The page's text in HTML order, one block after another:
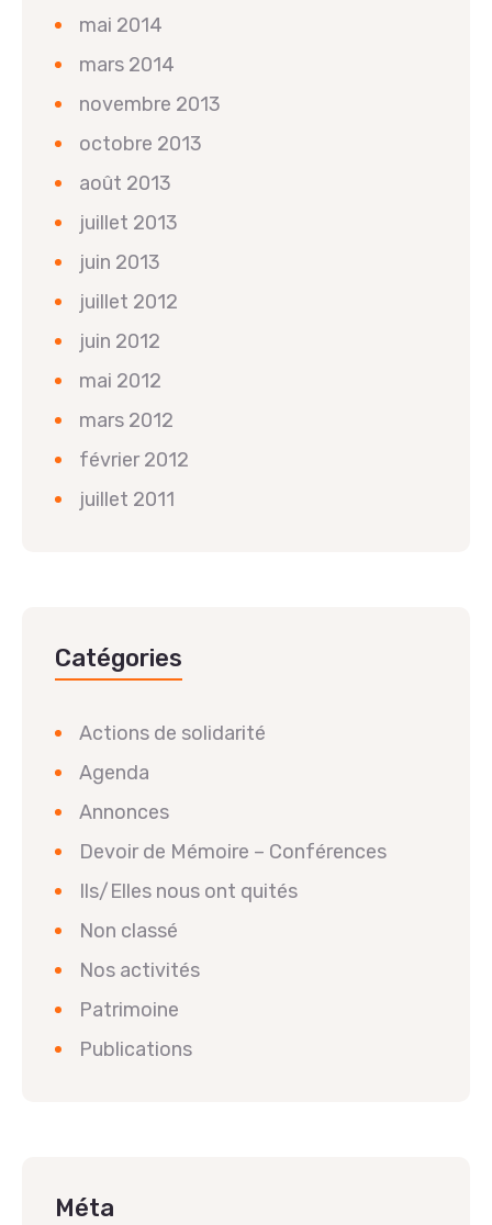
mai 2014
mars 2014
novembre 2013
octobre 2013
août 2013
juillet 2013
juin 2013
juillet 2012
juin 2012
mai 2012
mars 2012
février 2012
juillet 2011
Catégories
Actions de solidarité
Agenda
Annonces
Devoir de Mémoire – Conférences
Ils/Elles nous ont quités
Non classé
Nos activités
Patrimoine
Publications
Méta